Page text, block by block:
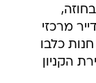
מרכזי
כלבו
הקניון